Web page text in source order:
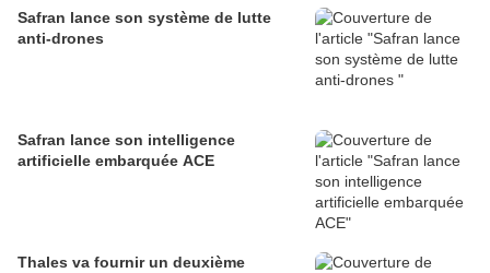
Safran lance son système de lutte
anti-drones
Safran lance son intelligence
artificielle embarquée ACE
Thales va fournir un deuxième